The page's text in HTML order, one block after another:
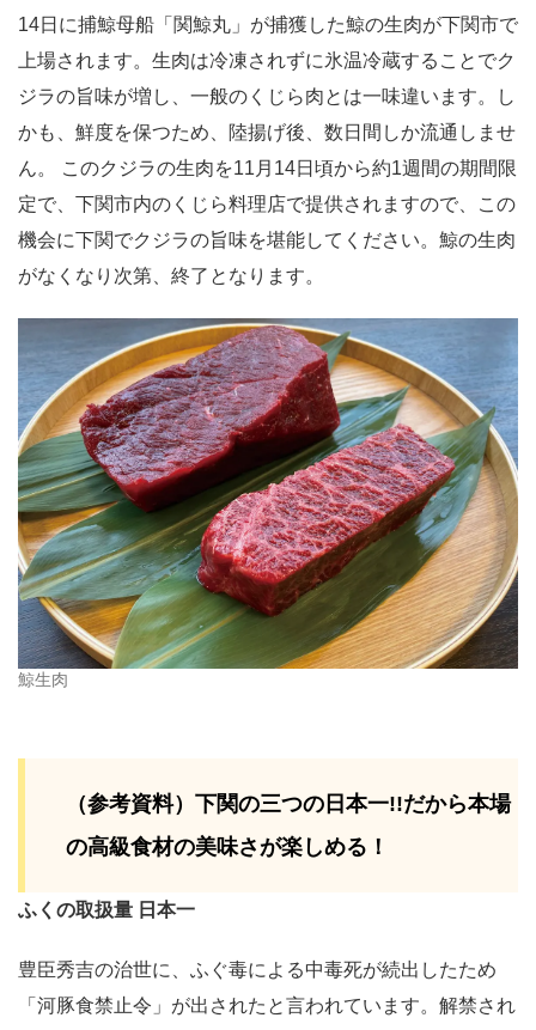
14日に捕鯨母船「関鯨丸」が捕獲した鯨の生肉が下関市で
上場されます。生肉は冷凍されずに氷温冷蔵することでク
ジラの旨味が増し、一般のくじら肉とは一味違います。し
かも、鮮度を保つため、陸揚げ後、数日間しか流通しませ
ん。 このクジラの生肉を11月14日頃から約1週間の期間限
定で、下関市内のくじら料理店で提供されますので、この
機会に下関でクジラの旨味を堪能してください。鯨の生肉
がなくなり次第、終了となります。
鯨生肉
（参考資料）下関の三つの日本一!!だから本場
の高級食材の美味さが楽しめる！
ふくの取扱量 日本一
豊臣秀吉の治世に、ふぐ毒による中毒死が続出したため
「河豚食禁止令」が出されたと言われています。解禁され